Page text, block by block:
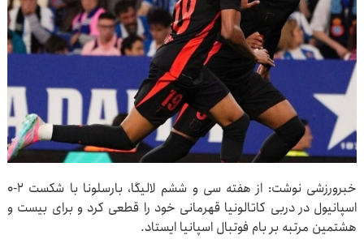
خبرورزشی نوشت: از هفته سی و ششم لالیگا، بارسلونا با شکست ۲-۰
اسپانیول در دربی کاتالونیا قهرمانی خود را قطعی کرد و برای بیست و
هشتمین مرتبه بر بام فوتبال اسپانیا ایستاد.